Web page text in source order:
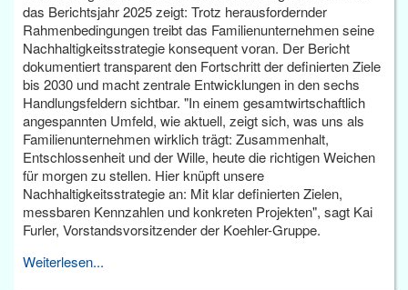
das Berichtsjahr 2025 zeigt: Trotz herausfordernder
Rahmenbedingungen treibt das Familienunternehmen seine
Nachhaltigkeitsstrategie konsequent voran. Der Bericht
dokumentiert transparent den Fortschritt der definierten Ziele
bis 2030 und macht zentrale Entwicklungen in den sechs
Handlungsfeldern sichtbar. "In einem gesamtwirtschaftlich
angespannten Umfeld, wie aktuell, zeigt sich, was uns als
Familienunternehmen wirklich trägt: Zusammenhalt,
Entschlossenheit und der Wille, heute die richtigen Weichen
für morgen zu stellen. Hier knüpft unsere
Nachhaltigkeitsstrategie an: Mit klar definierten Zielen,
messbaren Kennzahlen und konkreten Projekten", sagt Kai
Furler, Vorstandsvorsitzender der Koehler-Gruppe.
Weiterlesen...